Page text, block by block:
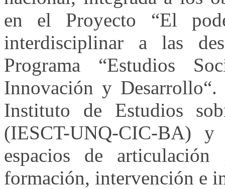
en el Proyecto “El
interdisciplinar a las
Programa “Estudios
Innovación y
Instituto de Estudios
(IESCT-UNQ-CIC-BA) y
espacios de articulación
formación, intervención e